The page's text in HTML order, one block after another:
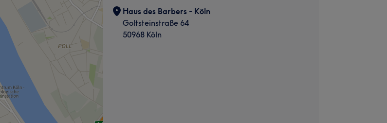
Haus des Barbers - Köln
Goltsteinstraße 64
50968 Köln